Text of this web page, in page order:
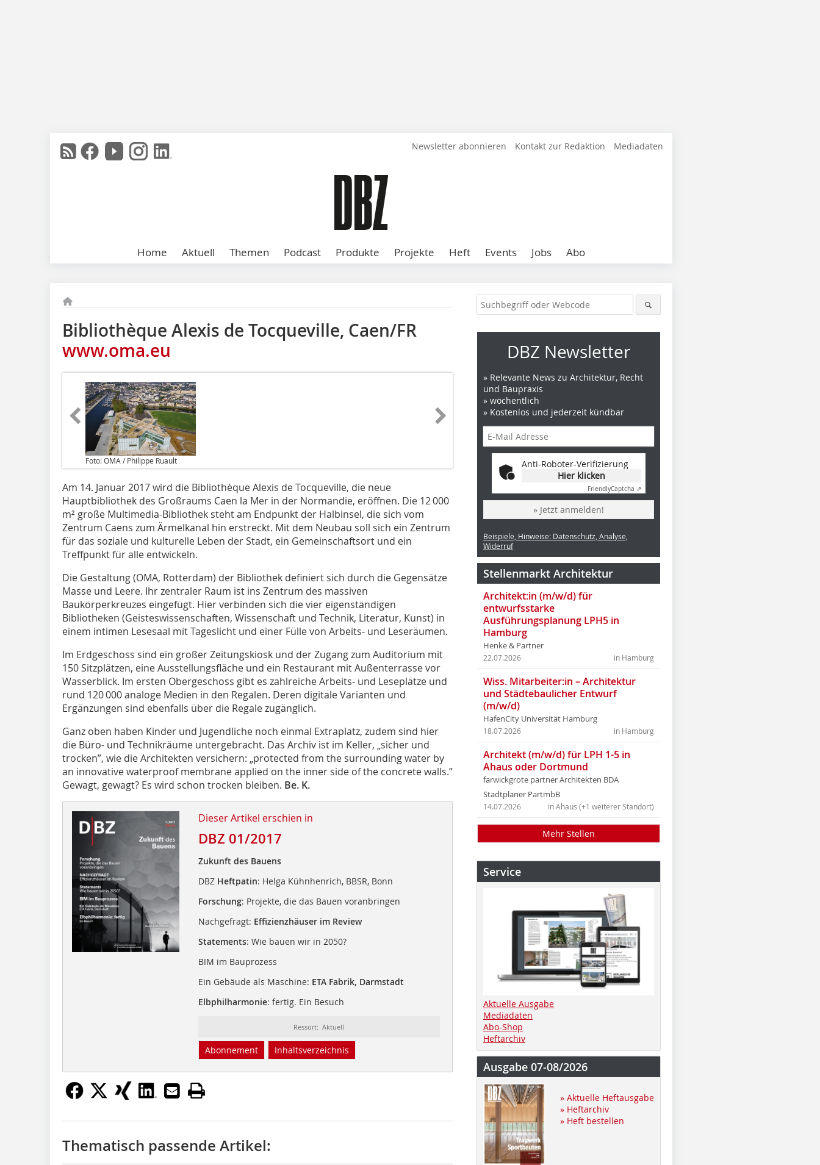
Newsletter abonnieren Kontakt zur Redaktion Mediadaten
Home Aktuell Themen Podcast Produkte Projekte Heft Events Jobs Abo
Bibliothèque Alexis de Tocqueville, Caen/FR
www.oma.eu
Foto: OMA / Philippe Ruault
Am 14. Januar 2017 wird die Bibliothèque Alexis de Tocqueville, die neue
Hauptbibliothek des Großraums Caen la Mer in der Normandie, eröffnen. Die 12 000
m² große Multimedia-Bibliothek steht am Endpunkt der Halbinsel, die sich vom
Zentrum Caens zum Ärmelkanal hin erstreckt. Mit dem Neubau soll sich ein Zentrum
für das soziale und kulturelle Leben der Stadt, ein Gemeinschaftsort und ein
Treffpunkt für alle entwickeln.
Die Gestaltung (OMA, Rotterdam) der Bibliothek definiert sich durch die Gegensätze
Masse und Leere. Ihr zentraler Raum ist ins Zentrum des massiven
Baukörperkreuzes eingefügt. Hier verbinden sich die vier eigenständigen
Bibliotheken (Geisteswissenschaften, Wissenschaft und Technik, Literatur, Kunst) in
einem intimen Lesesaal mit Tageslicht und einer Fülle von Arbeits- und Leseräumen.
Im Erdgeschoss sind ein großer Zeitungskiosk und der Zugang zum Auditorium mit
150 Sitzplätzen, eine Ausstellungsfläche und ein Restaurant mit Außenterrasse vor
Wasserblick. Im ersten Obergeschoss gibt es zahlreiche Arbeits- und Leseplätze und
rund 120 000 analoge Medien in den Regalen. Deren digitale Varianten und
Ergänzungen sind ebenfalls über die Regale zugänglich.
Ganz oben haben Kinder und Jugendliche noch einmal Extraplatz, zudem sind hier
die Büro- und Technikräume untergebracht. Das Archiv ist im Keller, „sicher und
trocken”, wie die Architekten versichern: „protected from the surrounding water by
an innovative waterproof membrane applied on the inner side of the concrete walls.”
Gewagt, gewagt? Es wird schon trocken bleiben. Be. K.
Dieser Artikel erschien in
DBZ 01/2017
Zukunft des Bauens
DBZ Heftpatin: Helga Kühnhenrich, BBSR, Bonn
Forschung: Projekte, die das Bauen voranbringen
Nachgefragt: Effizienzhäuser im Review
Statements: Wie bauen wir in 2050?
BIM im Bauprozess
Ein Gebäude als Maschine: ETA Fabrik, Darmstadt
Elbphilharmonie: fertig. Ein Besuch
Ressort: Aktuell
Abonnement Inhaltsverzeichnis
Thematisch passende Artikel:
DBZ Newsletter
» Relevante News zu Architektur, Recht
und Baupraxis
» wöchentlich
» Kostenlos und jederzeit kündbar
Anti-Roboter-Verifizierung
Hier klicken
FriendlyCaptcha ⇗
» Jetzt anmelden!
Beispiele, Hinweise: Datenschutz, Analyse,
Widerruf
Stellenmarkt Architektur
Architekt:in (m/w/d) für
entwurfsstarke
Ausführungsplanung LPH5 in
Hamburg
Henke & Partner
in Hamburg
22.07.2026
Wiss. Mitarbeiter:in – Architektur
und Städtebaulicher Entwurf
(m/w/d)
HafenCity Universität Hamburg
in Hamburg
18.07.2026
Architekt (m/w/d) für LPH 1-5 in
Ahaus oder Dortmund
farwickgrote partner Architekten BDA
Stadtplaner PartmbB
in Ahaus (+1 weiterer Standort)
14.07.2026
Mehr Stellen
Service
Aktuelle Ausgabe
Mediadaten
Abo-Shop
Heftarchiv
Ausgabe 07-08/2026
» Aktuelle Heftausgabe
» Heftarchiv
» Heft bestellen